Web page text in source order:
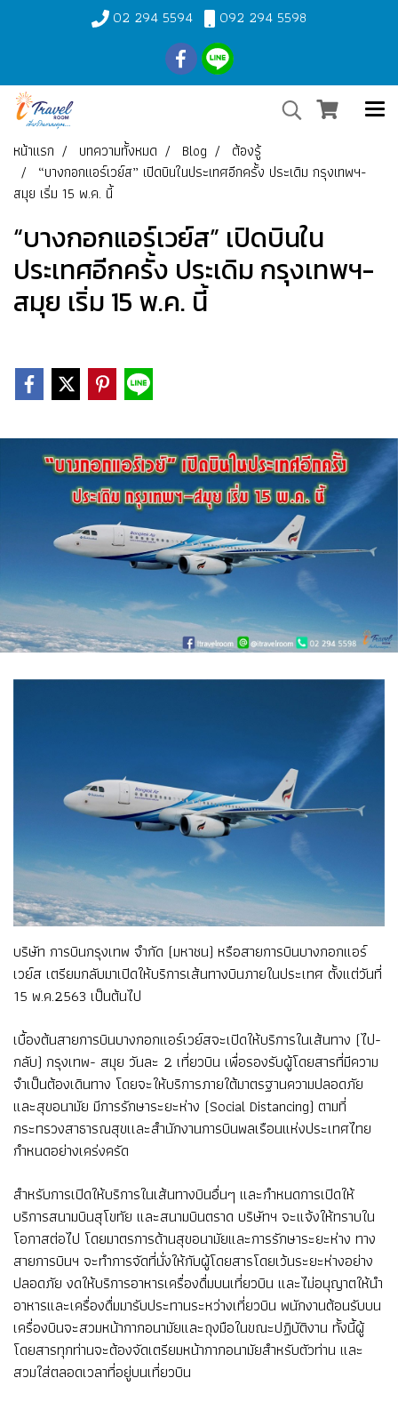
02 294 5594 092 294 5598
หน้าแรก บทความทั้งหมด Blog
ต้องรู้
“บางกอกแอร์เวย์ส” เปิดบินในประเทศอีกครั้ง ประเดิม กรุงเทพฯ-
สมุย เริ่ม 15 พ.ค. นี้
“บางกอกแอร์เวย์ส” เปิดบินใน
ประเทศอีกครั้ง ประเดิม กรุงเทพฯ-
สมุย เริ่ม 15 พ.ค. นี้
บริษัท การบินกรุงเทพ จำกัด (มหาชน) หรือสายการบินบางกอกแอร์
เวย์ส เตรียมกลับมาเปิดให้บริการเส้นทางบินภายในประเทศ ตั้งแต่วันที่
15 พ.ค.2563 เป็นต้นไป
เบื้องต้นสายการบินบางกอกแอร์เวย์สจะเปิดให้บริการในเส้นทาง (ไป-
กลับ) กรุงเทพ- สมุย วันละ 2 เที่ยวบิน เพื่อรองรับผู้โดยสารที่มีความ
จำเป็นต้องเดินทาง โดยจะให้บริการภายใต้มาตรฐานความปลอดภัย
และสุขอนามัย มีการรักษาระยะห่าง (Social Distancing) ตามที่
กระทรวงสาธารณสุขเเละสำนักงานการบินพลเรือนแห่งประเทศไทย
กำหนดอย่างเคร่งครัด
สำหรับการเปิดให้บริการในเส้นทางบินอื่นๆ และกำหนดการเปิดให้
บริการสนามบินสุโขทัย และสนามบินตราด บริษัทฯ จะแจ้งให้ทราบใน
โอกาสต่อไป โดยมาตรการด้านสุขอนามัยและการรักษาระยะห่าง ทาง
สายการบินฯ จะทำการจัดที่นั่งให้กับผู้โดยสารโดยเว้นระยะห่างอย่าง
ปลอดภัย งดให้บริการอาหารเครื่องดื่มบนเที่ยวบิน และไม่อนุญาตให้นำ
อาหารและเครื่องดื่มมารับประทานระหว่างเที่ยวบิน พนักงานต้อนรับบน
เครื่องบินจะสวมหน้ากากอนามัยและถุงมือในขณะปฏิบัติงาน ทั้งนี้ผู้
โดยสารทุกท่านจะต้องจัดเตรียมหน้ากากอนามัยสำหรับตัวท่าน และ
สวมใส่ตลอดเวลาที่อยู่บนเที่ยวบิน